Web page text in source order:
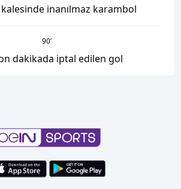
inanılmaz karambol
90’
dakikada iptal edilen gol